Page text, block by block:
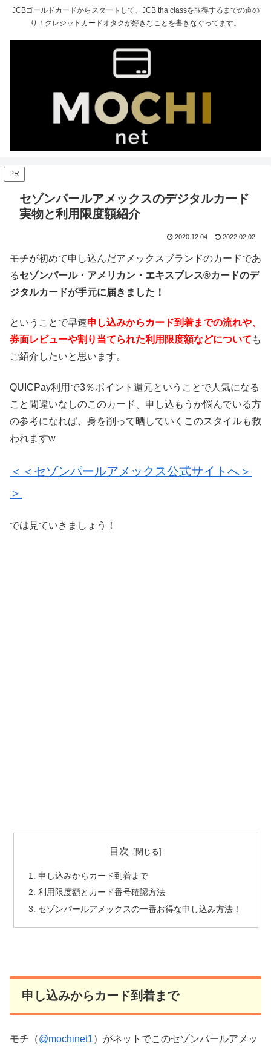
JCBゴールドカードからスタートして、JCB tha classを取得するまでの道の
り！クレジットカードオタクが好きなことを書きなぐってます。
PR
セゾンパールアメックスのデジタルカード
実物と利用限度額紹介
2020.12.04 2022.02.02
モチが初めて申し込んだアメックスブランドのカードであ
るセゾンパール・アメリカン・エキスプレス®カードのデ
ジタルカードが手元に届きました！
ということで早速申し込みからカード到着までの流れや、
券面レビューや割り当てられた利用限度額などについて も
ご紹介したいと思います。
QUICPay利用で3％ポイント還元ということで人気になる
こと間違いなしのこのカード、申し込もうか悩んでいる方
の参考になれば、身を削って晒していくこのスタイルも救
われますw
＜＜セゾンパールアメックス公式サイトへ＞
＞
では見ていきましょう！
目次
申し込みからカード到着まで
利用限度額とカード番号確認方法
セゾンパールアメックスの一番お得な申し込み方法！
申し込みからカード到着まで
モチ（@mochinet1）がネットでこのセゾンパールアメッ